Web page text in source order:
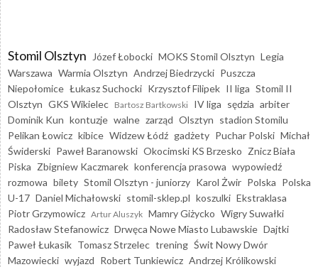
Stomil Olsztyn Józef Łobocki MOKS Stomil Olsztyn Legia
Warszawa Warmia Olsztyn Andrzej Biedrzycki Puszcza
Niepołomice Łukasz Suchocki Krzysztof Filipek II liga Stomil II
Olsztyn GKS Wikielec Bartosz Bartkowski IV liga sędzia arbiter
Dominik Kun kontuzje walne zarząd Olsztyn stadion Stomilu
Pelikan Łowicz kibice Widzew Łódź gadżety Puchar Polski Michał
Świderski Paweł Baranowski Okocimski KS Brzesko Znicz Biała
Piska Zbigniew Kaczmarek konferencja prasowa wypowiedź
rozmowa bilety Stomil Olsztyn - juniorzy Karol Żwir Polska Polska
U-17 Daniel Michałowski stomil-sklep.pl koszulki Ekstraklasa
Piotr Grzymowicz Artur Aluszyk Mamry Giżycko Wigry Suwałki
Radosław Stefanowicz Drwęca Nowe Miasto Lubawskie Dajtki
Paweł Łukasik Tomasz Strzelec trening Świt Nowy Dwór
Mazowiecki wyjazd Robert Tunkiewicz Andrzej Królikowski